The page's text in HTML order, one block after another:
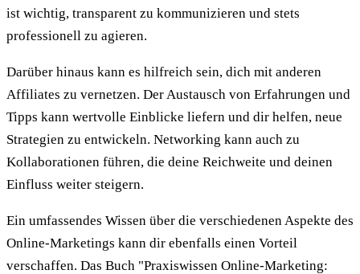
ist wichtig, transparent zu kommunizieren und stets
professionell zu agieren.
Darüber hinaus kann es hilfreich sein, dich mit anderen
Affiliates zu vernetzen. Der Austausch von Erfahrungen und
Tipps kann wertvolle Einblicke liefern und dir helfen, neue
Strategien zu entwickeln. Networking kann auch zu
Kollaborationen führen, die deine Reichweite und deinen
Einfluss weiter steigern.
Ein umfassendes Wissen über die verschiedenen Aspekte des
Online-Marketings kann dir ebenfalls einen Vorteil
verschaffen. Das Buch "Praxiswissen Online-Marketing: